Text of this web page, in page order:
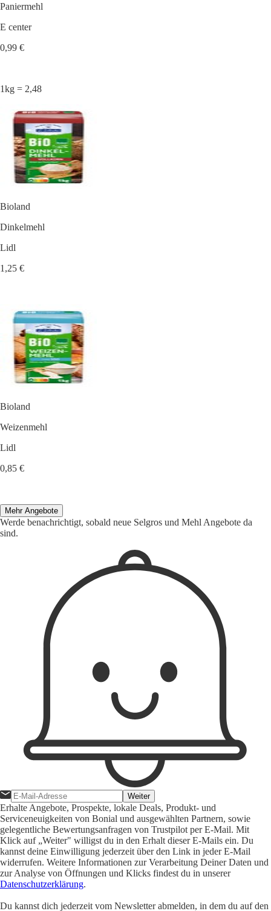
Paniermehl
E center
0,99 €
1kg = 2,48
Bioland
Dinkelmehl
Lidl
1,25 €
Bioland
Weizenmehl
Lidl
0,85 €
Mehr Angebote
Werde benachrichtigt, sobald neue Selgros und Mehl Angebote da
sind.
Weiter
Erhalte Angebote, Prospekte, lokale Deals, Produkt- und
Serviceneuigkeiten von Bonial und ausgewählten Partnern, sowie
gelegentliche Bewertungsanfragen von Trustpilot per E-Mail. Mit
Klick auf „Weiter" willigst du in den Erhalt dieser E-Mails ein. Du
kannst deine Einwilligung jederzeit über den Link in jeder E-Mail
widerrufen. Weitere Informationen zur Verarbeitung Deiner Daten und
zur Analyse von Öffnungen und Klicks findest du in unserer
Datenschutzerklärung.
Du kannst dich jederzeit vom Newsletter abmelden, in dem du auf den